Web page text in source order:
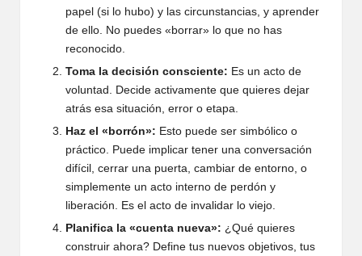
papel (si lo hubo) y las circunstancias, y aprender
de ello. No puedes «borrar» lo que no has
reconocido.
Toma la decisión consciente: Es un acto de
voluntad. Decide activamente que quieres dejar
atrás esa situación, error o etapa.
Haz el «borrón»: Esto puede ser simbólico o
práctico. Puede implicar tener una conversación
difícil, cerrar una puerta, cambiar de entorno, o
simplemente un acto interno de perdón y
liberación. Es el acto de invalidar lo viejo.
Planifica la «cuenta nueva»: ¿Qué quieres
construir ahora? Define tus nuevos objetivos, tus